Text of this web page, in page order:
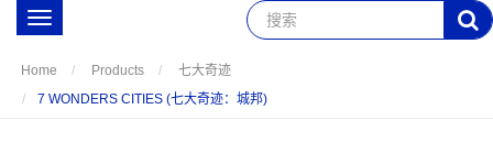
Toggle
navigation
Home Products
七大奇迹
7 WONDERS CITIES (七大奇迹：城邦)